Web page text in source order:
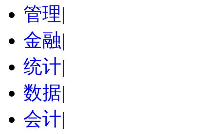
管理|
金融|
统计|
数据|
会计|